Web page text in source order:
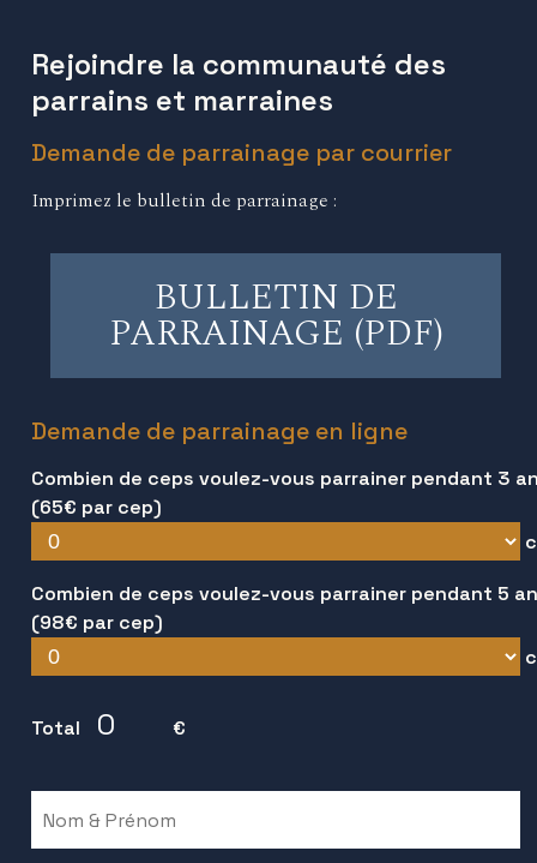
Rejoindre la communauté des
parrains et marraines
Demande de parrainage par courrier
Imprimez le bulletin de parrainage :
BULLETIN DE
PARRAINAGE (PDF)
Demande de parrainage en ligne
Combien de ceps voulez-vous parrainer pendant 3
(65€ par cep)
Combien de ceps voulez-vous parrainer pendant 5
(98€ par cep)
Total €